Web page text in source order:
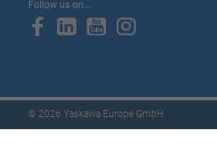
Follow us on...
© 2026 Yaskawa Europe GmbH